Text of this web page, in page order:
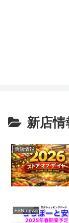
新店情
新店情報
FSN!news